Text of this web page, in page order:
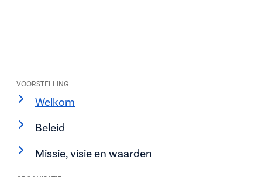
VOORSTELLING
Welkom
Beleid
Missie, visie en waarden